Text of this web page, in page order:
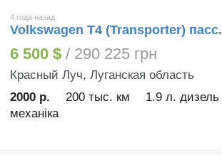
4 года назад
Volkswagen T4 (Transporter) пасс.
6 500 $ / 290 225 грн
Красный Луч, Луганская область
2000 р.
200 тыс. км 1.9 л. дизель
механіка